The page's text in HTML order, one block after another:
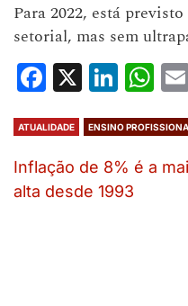
Para 2022, está
setorial, mas sem
Facebook
X
ATUALIDADE ENSINO
Inflação de 8% é a
alta desde 1993